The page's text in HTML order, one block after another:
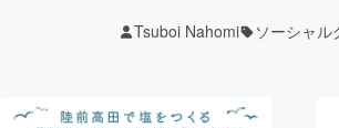
Tsuboi Nahomi ソーシャル